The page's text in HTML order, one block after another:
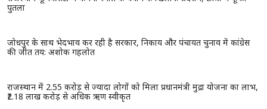
प्रधानमंत्री आवास योजना (शहरी) 2.0 के तहत 6,139 नए घरों को मंजूरी, 153.47
करोड़ रुपये की सहायता स्वीकृत